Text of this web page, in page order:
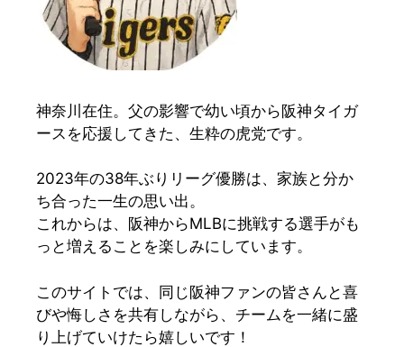
神奈川在住。父の影響で幼い頃から阪神タイガ
ースを応援してきた、生粋の虎党です。
2023年の38年ぶりリーグ優勝は、家族と分か
ち合った一生の思い出。
これからは、阪神からMLBに挑戦する選手がも
っと増えることを楽しみにしています。
このサイトでは、同じ阪神ファンの皆さんと喜
びや悔しさを共有しながら、チームを一緒に盛
り上げていけたら嬉しいです！